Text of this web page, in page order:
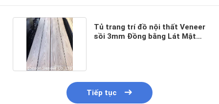
Tủ trang trí đồ nội thất Veneer
sồi 3mm Đồng bằng Lát Mật
Tiếp tục